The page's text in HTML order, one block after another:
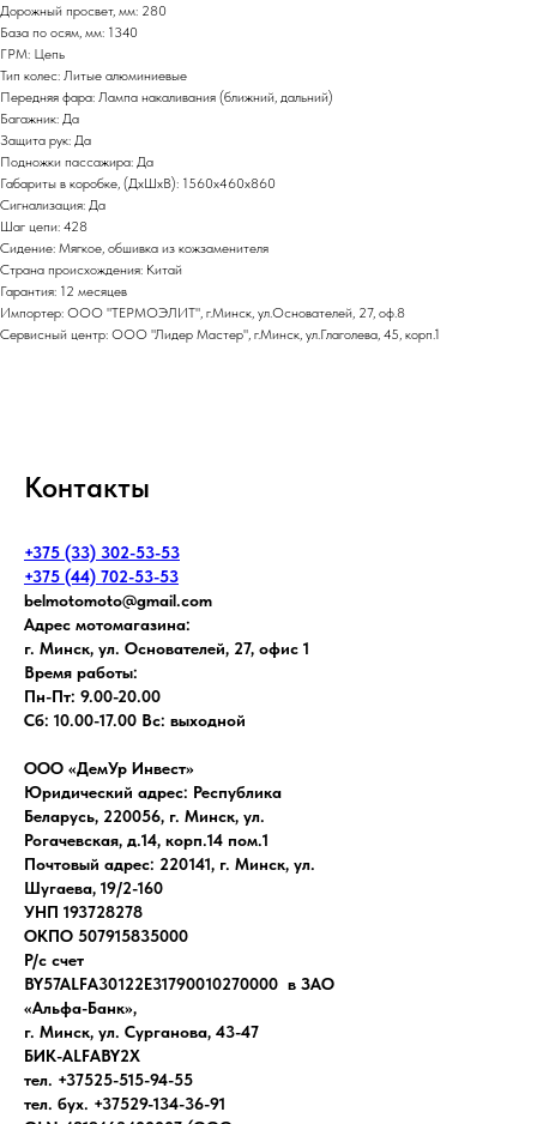
Дорожный просвет, мм: 280
База по осям, мм: 1340
ГРМ: Цепь
Тип колес: Литые алюминиевые
Передняя фара: Лампа накаливания (ближний, дальний)
Багажник: Да
Защита рук: Да
Подножки пассажира: Да
Габариты в коробке, (ДхШхВ): 1560x460x860
Сигнализация: Да
Шаг цепи: 428
Сидение: Мягкое, обшивка из кожзаменителя
Страна происхождения: Китай
Гарантия: 12 месяцев
Импортер: ООО "ТЕРМОЭЛИТ", г.Минск, ул.Основателей, 27, оф.8
Сервисный центр: ООО "Лидер Мастер", г.Минск, ул.Глаголева, 45, корп.1
Контакты
+375 (33) 302-53-53
+375 (44) 702-53-53
belmotomoto@gmail.com
Адрес мотомагазина:
г. Минск, ул. Основателей, 27, офис 1
Время работы:
Пн-Пт: 9.00-20.00
Сб: 10.00-17.00 Вс: выходной
ООО «ДемУр Инвест»
Юридический адрес: Республика
Беларусь, 220056, г. Минск, ул.
Рогачевская, д.14, корп.14 пом.1
Почтовый адрес: 220141, г. Минск, ул.
Шугаева, 19/2-160
УНП 193728278
ОКПО 507915835000
Р/с счет
BY57ALFA30122E31790010270000 в ЗАО
«Альфа-Банк»,
г. Минск, ул. Сурганова, 43-47
БИК-ALFABY2X
тел. +37525-515-94-55
тел. бух. +37529-134-36-91